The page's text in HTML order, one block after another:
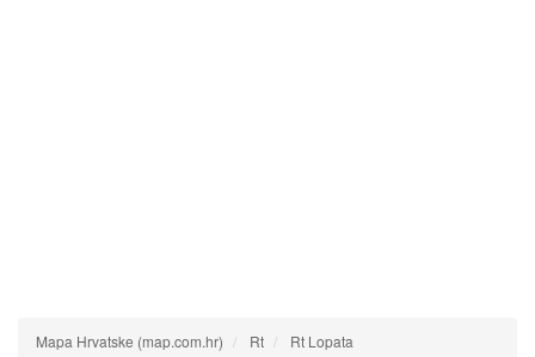
Mapa Hrvatske (map.com.hr) Rt
Rt Lopata